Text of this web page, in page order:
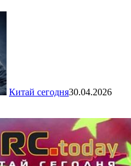
Китай сегодня30.04.2026